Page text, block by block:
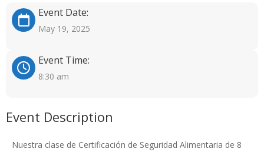
Event Date:
May 19, 2025
Event Time:
8:30 am
Event Description
Nuestra clase de Certificación de Seguridad Alimentaria de 8